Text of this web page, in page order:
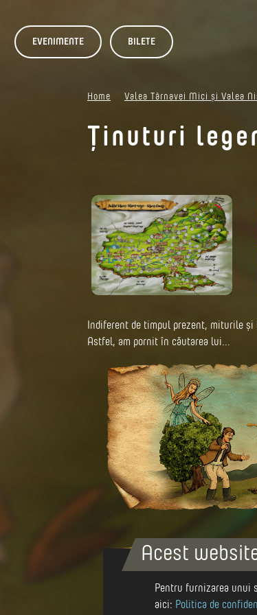
EVENIMENTE BILETE
Home Valea Târnavei Mici și Valea
Ținuturi
Indiferent de timpul prezent, miturile
Astfel, am pornit în căutarea lui...
Acest
Pentru furnizarea unui
aici: Politica de